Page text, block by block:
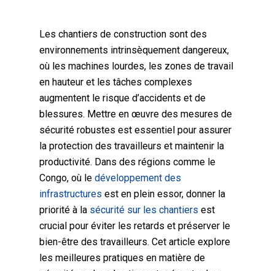
Les chantiers de construction sont des
environnements intrinsèquement dangereux,
où les machines lourdes, les zones de travail
en hauteur et les tâches complexes
augmentent le risque d’accidents et de
blessures. Mettre en œuvre des mesures de
sécurité robustes est essentiel pour assurer
la protection des travailleurs et maintenir la
productivité. Dans des régions comme le
Congo, où le développement des
infrastructures est en plein essor, donner la
priorité à la sécurité sur les chantiers est
crucial pour éviter les retards et préserver le
bien-être des travailleurs. Cet article explore
les meilleures pratiques en matière de